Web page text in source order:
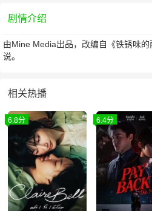
剧情介绍
由Mine Media出品，改编自《铁锈味
说。
相关热播
6.8分 6.4分